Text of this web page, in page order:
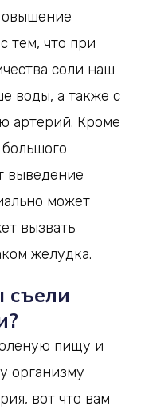
тем, что при
соли наш
воды, а также с
артерий. Кроме
выведение
может
вызвать
желудка.
съели
пищу и
организму
вот что вам